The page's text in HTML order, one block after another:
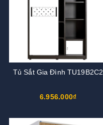
Tủ Sắt Gia Đình TU19B2C2
6.956.000₫